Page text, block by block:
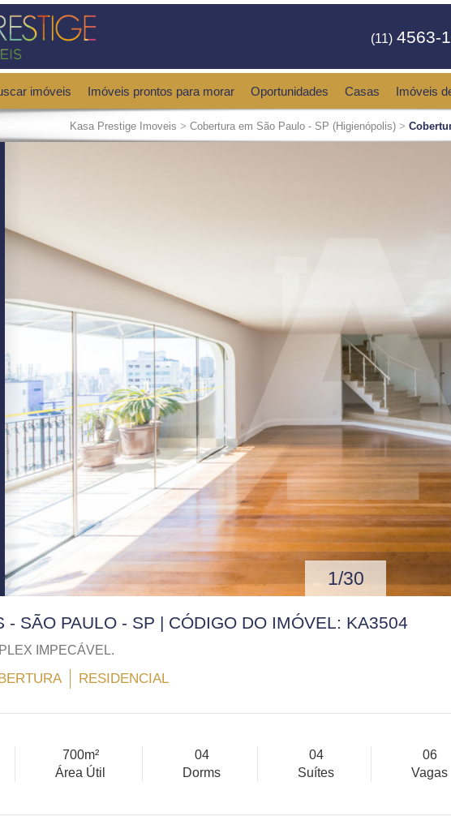
(11) 4563-
imóveis Imóveis prontos para morar Oportunidades Casas Imóveis
Kasa Prestige Imoveis > Cobertura em São Paulo - SP (Higienópolis) >
1/30
- SÃO PAULO - SP | CÓDIGO DO IMÓVEL: KA3504
IMPECÁVEL.
RESIDENCIAL
700m²
Área Útil
04
Dorms
04
Suítes
06
Vagas